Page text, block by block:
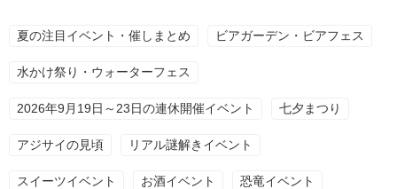
夏の注目イベント・催しまとめ ビアガーデン・ビアフェス
水かけ祭り・ウォーターフェス
2026年9月19日～23日の連休開催イベント 七夕まつり
アジサイの見頃 リアル謎解きイベント
スイーツイベント お酒イベント 恐竜イベント